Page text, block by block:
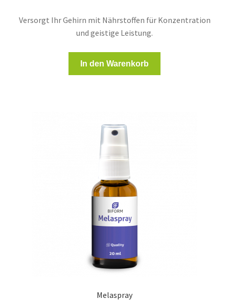
Versorgt Ihr Gehirn mit Nährstoffen für Konzentration
und geistige Leistung.
In den Warenkorb
Melaspray